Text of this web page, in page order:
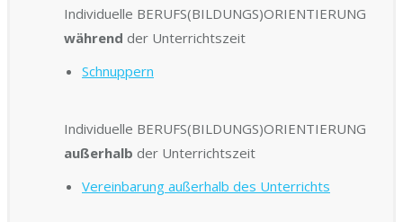
Individuelle BERUFS(BILDUNGS)ORIENTIERUNG
während der Unterrichtszeit
Schnuppern
Individuelle BERUFS(BILDUNGS)ORIENTIERUNG
außerhalb der Unterrichtszeit
Vereinbarung außerhalb des Unterrichts